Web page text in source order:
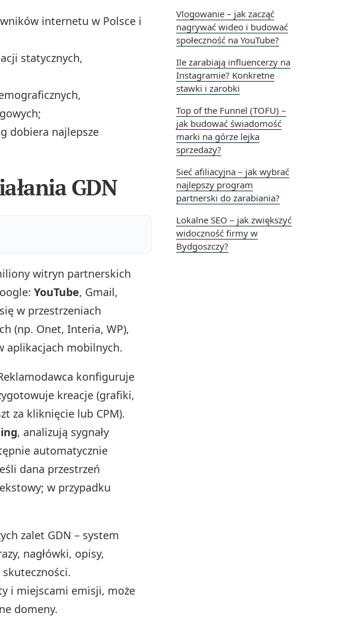
Vlogowanie – jak zacząć
nagrywać wideo i budować
społeczność na YouTube?
Ile zarabiają influencerzy na
Instagramie? Konkretne
stawki i zarobki
Top of the Funnel (TOFU) –
jak budować świadomość
marki na górze lejka
sprzedaży?
Sieć afiliacyjna – jak wybrać
najlepszy program
partnerski do zarabiania?
Lokalne SEO – jak zwiększyć
widoczność firmy w
Bydgoszczy?
internetu w Polsce i
statycznych,
dobiera najlepsze
GDN
witryn partnerskich
YouTube, Gmail,
w przestrzeniach
(np. Onet, Interia, WP),
aplikacjach mobilnych.
konfiguruje
kreacje (grafiki,
za kliknięcie lub CPM).
, analizują sygnały
automatycznie
dana przestrzeń
w przypadku
zalet GDN – system
nagłówki, opisy,
i miejscami emisji, może
domeny.